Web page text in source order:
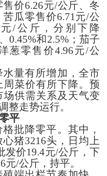
售价6.26元/公斤、冬
苦瓜零售价6.71元/公
元/公斤， 分别下降
0.45%和2.5%； 茄子
葱零售价4.96元/公
量有所增加，全市
菜价有所下降。预
供需关系及天气变
整走势运行。
平
批降零平。其中，
心猪3216头，日均上
发价19.4元/公斤，下
元/公斤 ， 持平。